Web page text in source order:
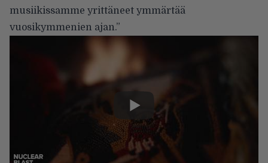
musiikissamme yrittäneet ymmärtää
vuosikymmenien ajan.”